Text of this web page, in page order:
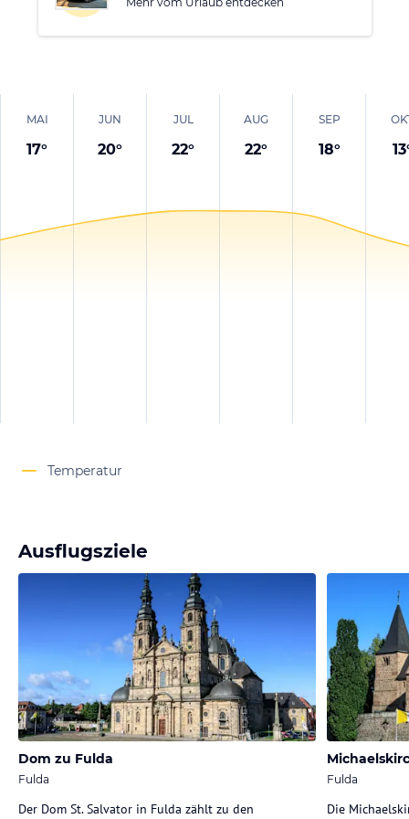
MAI
17°
JUN
20°
JUL
22°
AUG
22°
SEP
18° 13
Temperatur
Ausflugsziele
Dom zu Fulda
Fulda
Der Dom St. Salvator in Fulda zählt zu den
Fulda
Die